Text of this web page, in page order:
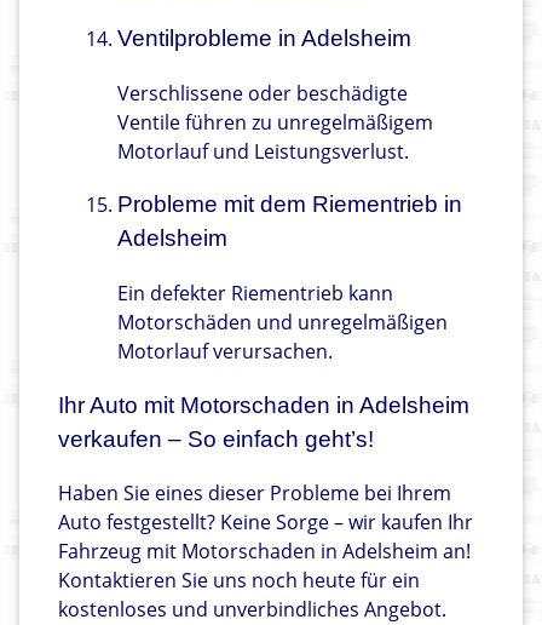
Ventilprobleme in Adelsheim
Verschlissene oder beschädigte
Ventile führen zu unregelmäßigem
Motorlauf und Leistungsverlust.
Probleme mit dem Riementrieb in
Adelsheim
Ein defekter Riementrieb kann
Motorschäden und unregelmäßigen
Motorlauf verursachen.
Ihr Auto mit Motorschaden in Adelsheim
verkaufen – So einfach geht’s!
Haben Sie eines dieser Probleme bei Ihrem
Auto festgestellt? Keine Sorge – wir kaufen Ihr
Fahrzeug mit Motorschaden in Adelsheim an!
Kontaktieren Sie uns noch heute für ein
kostenloses und unverbindliches Angebot.